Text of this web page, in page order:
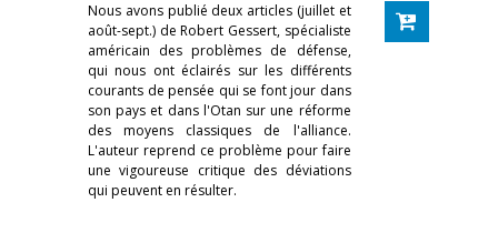
Nous avons publié deux articles (juillet et
août-sept.) de Robert Gessert, spécialiste
américain des problèmes de défense,
qui nous ont éclairés sur les différents
courants de pensée qui se font jour dans
son pays et dans l'Otan sur une réforme
des moyens classiques de l'alliance.
L'auteur reprend ce problème pour faire
une vigoureuse critique des déviations
qui peuvent en résulter.